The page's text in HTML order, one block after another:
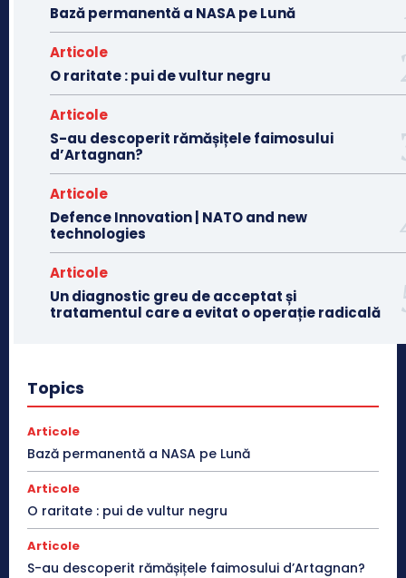
Bază permanentă a NASA pe Lună
Articole
O raritate : pui de vultur negru
Articole
S-au descoperit rămășițele faimosului
d’Artagnan?
Articole
Defence Innovation | NATO and new
technologies
Articole
Un diagnostic greu de acceptat și
tratamentul care a evitat o operație radicală
Topics
Articole
Bază permanentă a NASA pe Lună
Articole
O raritate : pui de vultur negru
Articole
S-au descoperit rămășițele faimosului d’Artagnan?